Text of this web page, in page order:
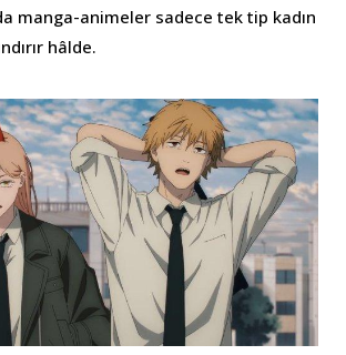
manga-animeler sadece tek tip kadın
hâlde.